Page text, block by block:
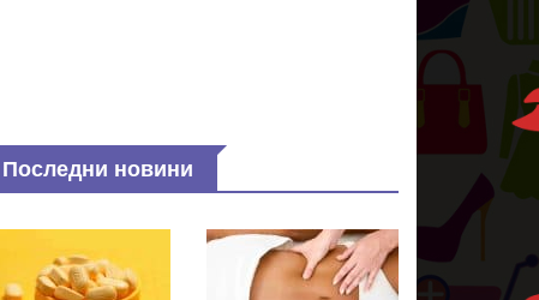
Последни новини